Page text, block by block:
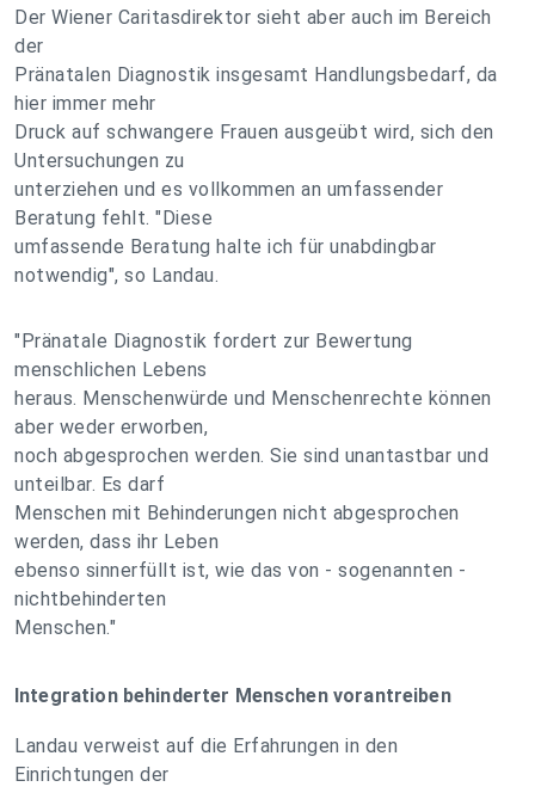
Der Wiener Caritasdirektor sieht aber auch im Bereich
der
Pränatalen Diagnostik insgesamt Handlungsbedarf, da
hier immer mehr
Druck auf schwangere Frauen ausgeübt wird, sich den
Untersuchungen zu
unterziehen und es vollkommen an umfassender
Beratung fehlt. "Diese
umfassende Beratung halte ich für unabdingbar
notwendig", so Landau.
"Pränatale Diagnostik fordert zur Bewertung
menschlichen Lebens
heraus. Menschenwürde und Menschenrechte können
aber weder erworben,
noch abgesprochen werden. Sie sind unantastbar und
unteilbar. Es darf
Menschen mit Behinderungen nicht abgesprochen
werden, dass ihr Leben
ebenso sinnerfüllt ist, wie das von - sogenannten -
nichtbehinderten
Menschen."
Integration behinderter Menschen vorantreiben
Landau verweist auf die Erfahrungen in den
Einrichtungen der